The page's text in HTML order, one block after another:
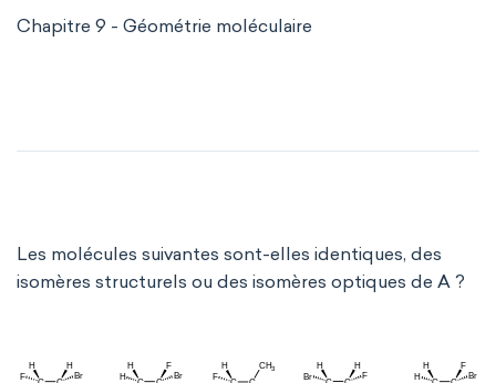
Chapitre 9 - Géométrie moléculaire
Les molécules suivantes sont-elles identiques, des
isomères structurels ou des isomères optiques de A ?